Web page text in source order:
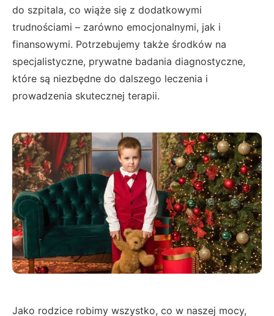
do szpitala, co wiąże się z dodatkowymi
trudnościami – zarówno emocjonalnymi, jak i
finansowymi. Potrzebujemy także środków na
specjalistyczne, prywatne badania diagnostyczne,
które są niezbędne do dalszego leczenia i
prowadzenia skutecznej terapii.
Jako rodzice robimy wszystko, co w naszej mocy,